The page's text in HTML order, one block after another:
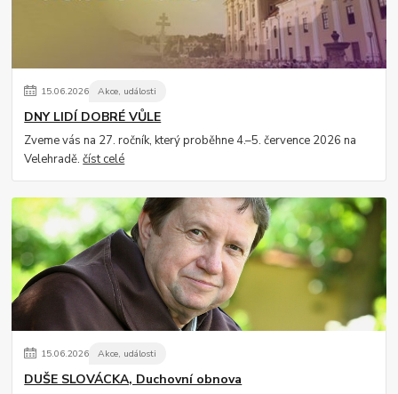
15.06.2026 Akce, události
DNY LIDÍ DOBRÉ VŮLE
Zveme vás na 27. ročník, který proběhne 4.–5. července 2026 na
Velehradě.číst celé
15.06.2026 Akce, události
DUŠE SLOVÁCKA, Duchovní obnova